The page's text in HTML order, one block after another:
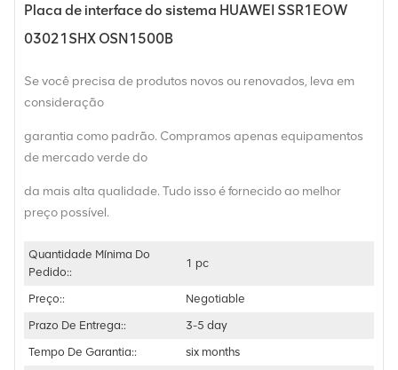
Placa de interface do sistema HUAWEI SSR1EOW
03021SHX OSN1500B
Se você precisa de produtos novos ou renovados, leva em
consideração
garantia como padrão. Compramos apenas equipamentos
de mercado verde do
da mais alta qualidade. Tudo isso é fornecido ao melhor
preço possível.
Quantidade Mínima Do
Pedido::
1 pc
Preço::
Negotiable
Prazo De Entrega::
3-5 day
Tempo De Garantia::
six months